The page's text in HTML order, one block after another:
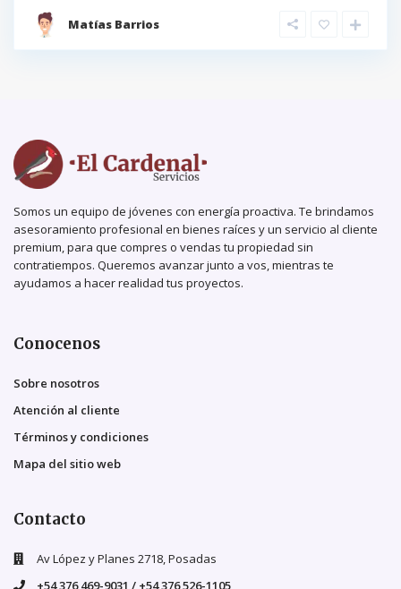
Matías Barrios
Somos un equipo de jóvenes con energía proactiva. Te brindamos
asesoramiento profesional en bienes raíces y un servicio al cliente
premium, para que compres o vendas tu propiedad sin
contratiempos. Queremos avanzar junto a vos, mientras te
ayudamos a hacer realidad tus proyectos.
Conocenos
Sobre nosotros
Atención al cliente
Términos y condiciones
Mapa del sitio web
Contacto
Av López y Planes 2718, Posadas
+54 376 469-9031 / +54 376 526-1105